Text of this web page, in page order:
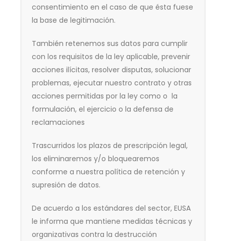
consentimiento en el caso de que ésta fuese
la base de legitimación.
También retenemos sus datos para cumplir
con los requisitos de la ley aplicable, prevenir
acciones ilícitas, resolver disputas, solucionar
problemas, ejecutar nuestro contrato y otras
acciones permitidas por la ley como o la
formulación, el ejercicio o la defensa de
reclamaciones
Trascurridos los plazos de prescripción legal,
los eliminaremos y/o bloquearemos
conforme a nuestra política de retención y
supresión de datos.
De acuerdo a los estándares del sector, EUSA
le informa que mantiene medidas técnicas y
organizativas contra la destrucción